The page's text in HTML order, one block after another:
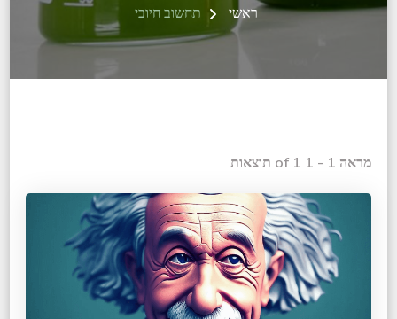
ראשי תחשוב חיובי
מראה 1 - 1 of 1 תוצאות